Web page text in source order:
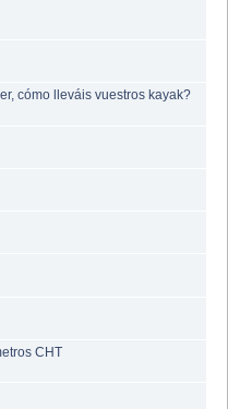
cómo lleváis vuestros kayak?
CHT